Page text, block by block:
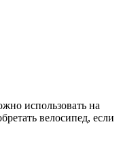
использовать на
велосипед, если